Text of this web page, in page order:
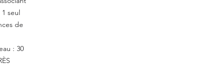
seul
de
: 30